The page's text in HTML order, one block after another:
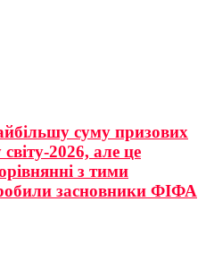
суму призових
світу-2026, але це
з тими
засновники ФІФА